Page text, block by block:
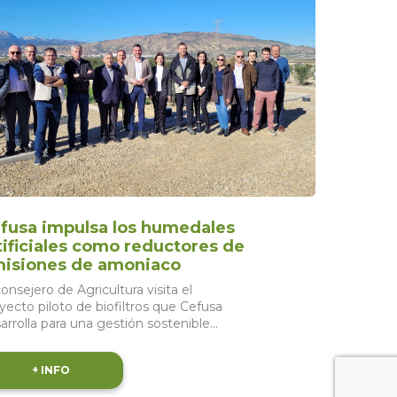
impulsa los humedales
como reductores de
de amoniaco
de Agricultura visita el
piloto de biofiltros que Cefusa
para una gestión sostenible
+ INFO